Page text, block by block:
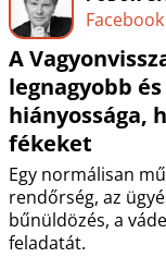
Facebook
A
legnagyobb
hiányossága,
fékeket
Egy normálisan
rendőrség, az
bűnüldözés, a
feladatát.